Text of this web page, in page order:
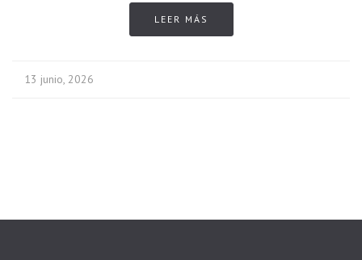
LEER MÁS
13 junio, 2026